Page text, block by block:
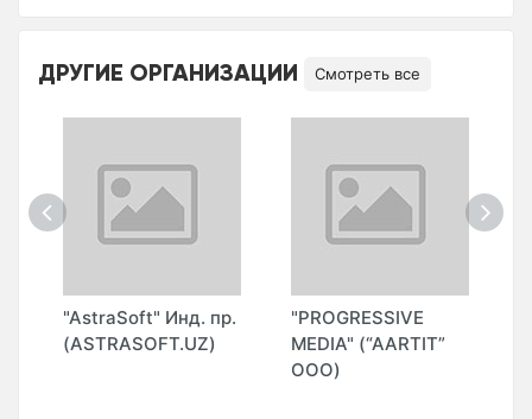
ДРУГИЕ ОРГАНИЗАЦИИ Смотреть все
"AstraSoft" Инд. пр.
(ASTRASOFT.UZ)
"PROGRESSIVE
MEDIA" (“AARTIT”
ООО)